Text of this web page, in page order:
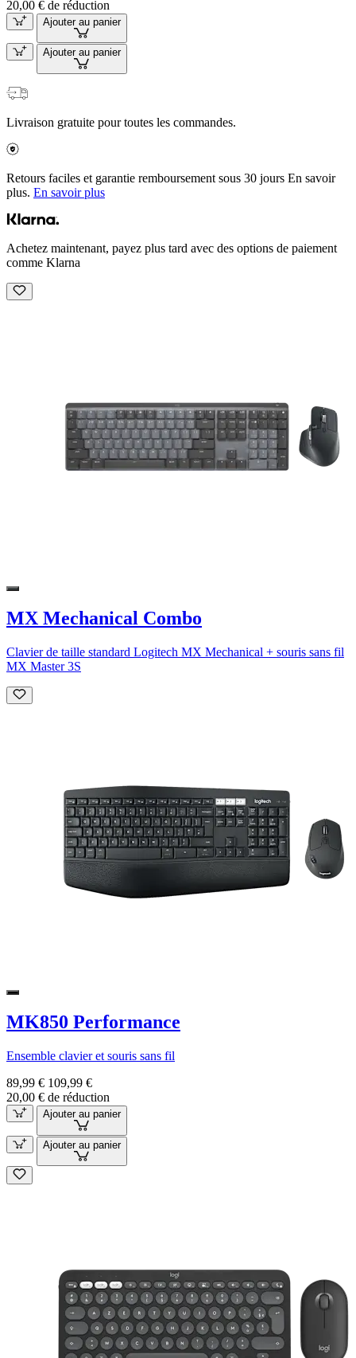
20,00 € de réduction
Ajouter au panier
Ajouter au panier
Livraison gratuite pour toutes les commandes.
Retours faciles et garantie remboursement sous 30 jours En savoir
plus. En savoir plus
Achetez maintenant, payez plus tard avec des options de paiement
comme Klarna
MX Mechanical Combo
Clavier de taille standard Logitech MX Mechanical + souris sans fil
MX Master 3S
MK850 Performance
Ensemble clavier et souris sans fil
89,99 € 109,99 €
20,00 € de réduction
Ajouter au panier
Ajouter au panier